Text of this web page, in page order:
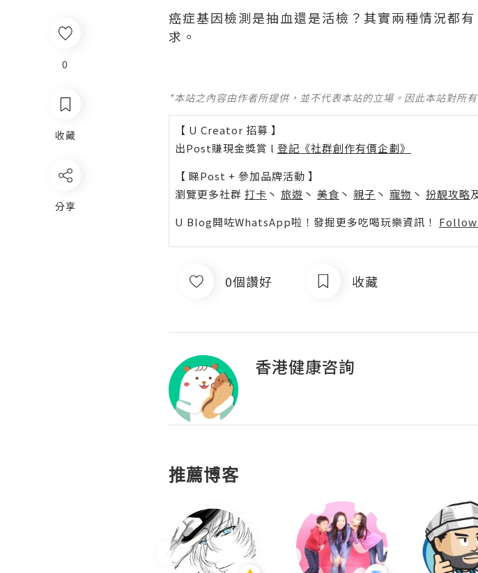
0
收藏
分享
癌症基因檢測是抽血還是活檢？其實兩種情況都
求。
*本站之內容由作者所提供，並不代表本站的立場。因此本站對所
【 U Creator 招募 】
出Post賺現金獎賞 l 登記《社群創作有價企劃》
【 睇Post + 參加品牌活動 】
瀏覽更多社群 打卡 丶 旅遊 丶 美食 丶 親子 丶 寵物 丶 扮靚攻略
U Blog開咗WhatsApp啦！發掘更多吃喝玩樂資訊！ Follow
0個讚好 收藏
香港健康咨詢
推薦博客